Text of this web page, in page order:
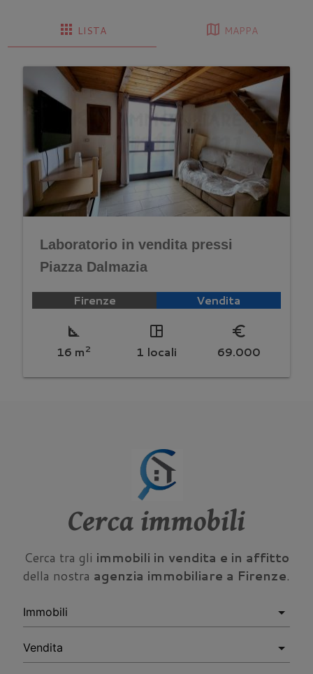
apps LISTA map MAPPA
Laboratorio in vendita pressi
Piazza Dalmazia
Firenze Vendita
square_foot
16 m2
space_dashboard
1 locali
euro_symbol
69.000
Cerca immobili
Cerca tra gli immobili in vendita e in affitto
della nostra agenzia immobiliare a Firenze.